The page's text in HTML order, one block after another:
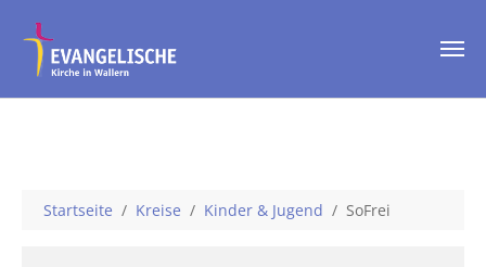
You are here:
Startseite Kreise Kinder & Jugend SoFrei